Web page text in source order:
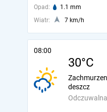
Opad: 1.1 mm
Wiatr:
7 km/h
08:00
30°C
Odczuwalna
deszcz